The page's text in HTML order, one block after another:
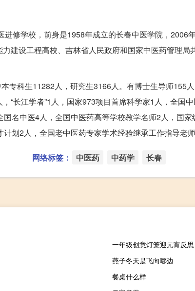
修学校，前身是1958年成立的长春中医学院，2006
建设工程高校、吉林省人民政府和国家中医药管理局
专科生11282人，研究生3166人。有博士生导师155
“长江学者”1人，国家973项目首席科学家1人，全国
名中医4人，全国中医药高等学校教学名师2人，国
划2人，全国老中医药专家学术经验继承工作指导老师
网络标签： 中医药 中药学 长春
一年级创意灯笼迎元宵反思
燕子冬天是飞向哪边
餐桌什么样